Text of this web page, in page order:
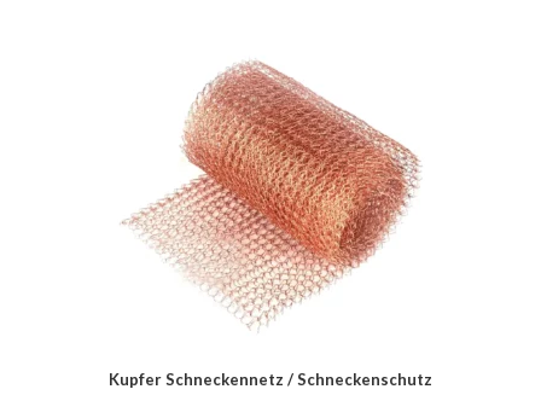
Kupfer Schneckennetz / Schneckenschutz